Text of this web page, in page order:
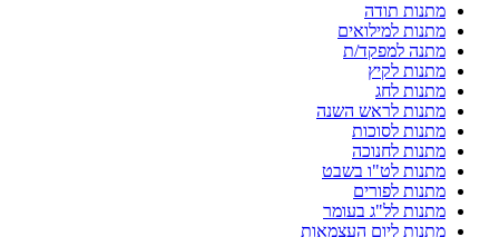
מתנות תודה
מתנות למילואים
מתנה למפקד/ת
מתנות לקיץ
מתנות לחג
מתנות לראש השנה
מתנות לסוכות
מתנות לחנוכה
מתנות לט"ו בשבט
מתנות לפורים
מתנות לל"ג בעומר
מתנות ליום העצמאות